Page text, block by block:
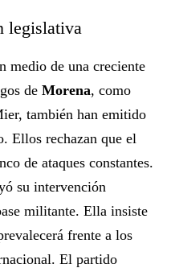
legislativa
medio de una creciente
de Morena, como
también han emitido
Ellos rechazan que el
de ataques constantes.
su intervención
militante. Ella insiste
frente a los
El partido